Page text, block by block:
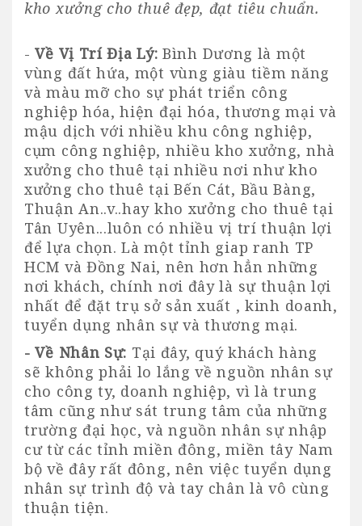
kho xưởng cho thuê đẹp, đạt tiêu chuẩn.
- Về Vị Trí Địa Lý: Bình Dương là một
vùng đất hứa, một vùng giàu tiềm năng
và màu mỡ cho sự phát triển công
nghiệp hóa, hiện đại hóa, thương mại và
mậu dịch với nhiều khu công nghiệp,
cụm công nghiệp, nhiều kho xưởng, nhà
xưởng cho thuê tại nhiều nơi như kho
xưởng cho thuê tại Bến Cát, Bầu Bàng,
Thuận An..v..hay kho xưởng cho thuê tại
Tân Uyên...luôn có nhiều vị trí thuận lợi
để lựa chọn. Là một tỉnh giap ranh TP
HCM và Đồng Nai, nên hơn hẳn những
nơi khách, chính nơi đây là sự thuận lợi
nhất để đặt trụ sở sản xuất , kinh doanh,
tuyển dụng nhân sự và thương mại.
- Về Nhân Sự: Tại đây, quý khách hàng
sẽ không phải lo lắng về nguồn nhân sự
cho công ty, doanh nghiệp, vì là trung
tâm cũng như sát trung tâm của những
trường đại học, và nguồn nhân sự nhập
cư từ các tỉnh miền đông, miền tây Nam
bộ về đây rất đông, nên việc tuyển dụng
nhân sự trình độ và tay chân là vô cùng
thuận tiện.